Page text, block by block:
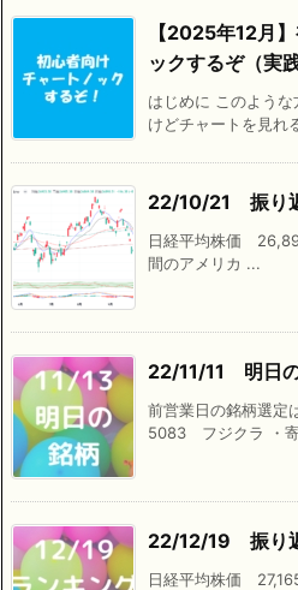
【2025年12月
ックするぞ（実践
はじめに このよう
けどチャートを見れ
22/10/21 振り
日経平均株価
間のアメリカ ...
22/11/11 明日
前営業日の銘柄選定
5083 フジクラ ・
22/12/19 振り
日経平均株価